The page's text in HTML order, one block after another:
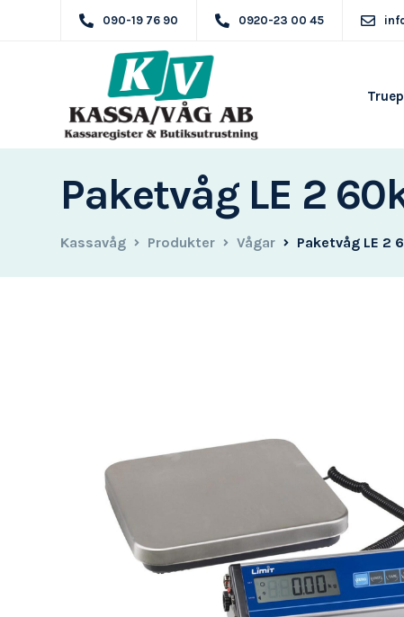
090-19 76 90 0920-23 00 45
Paketvåg LE 2
Kassavåg Produkter Vågar Paketvåg LE 2